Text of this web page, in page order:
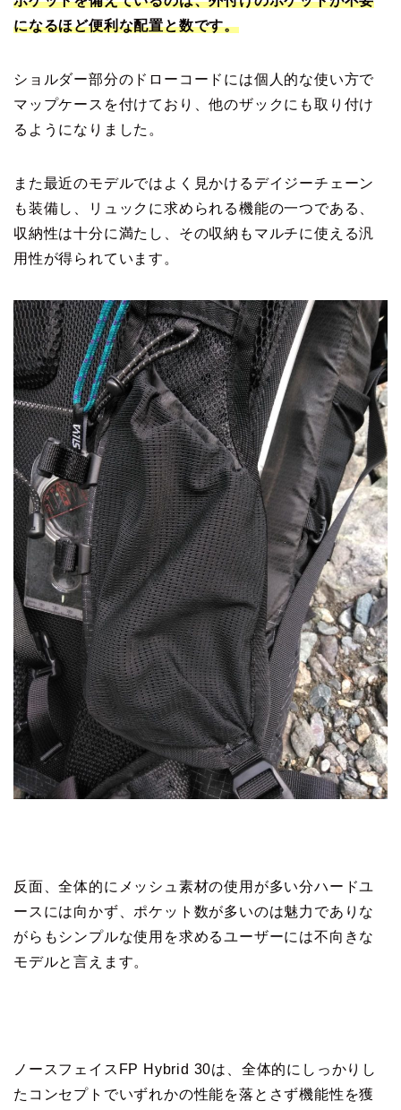
になるほど便利な配置と数です。
ショルダー部分のドローコードには個人的な使い方で
マップケースを付けており、他のザックにも取り付け
るようになりました。
また最近のモデルではよく見かけるデイジーチェーン
も装備し、リュックに求められる機能の一つである、
収納性は十分に満たし、その収納もマルチに使える汎
用性が得られています。
反面、全体的にメッシュ素材の使用が多い分ハードユ
ースには向かず、ポケット数が多いのは魅力でありな
がらもシンプルな使用を求めるユーザーには不向きな
モデルと言えます。
ノースフェイスFP Hybrid 30は、全体的にしっかりし
たコンセプトでいずれかの性能を落とさず機能性を獲